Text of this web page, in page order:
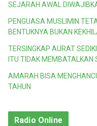
SEJARAH AWAL
PENGUASA MUSLIMIN
BENTUKNYA BUKAN
TERSINGKAP AURAT
ITU TIDAK MEMBATALKAN
AMARAH BISA
TAHUN
Radio Online